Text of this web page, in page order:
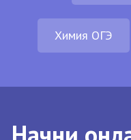
Химия ОГЭ